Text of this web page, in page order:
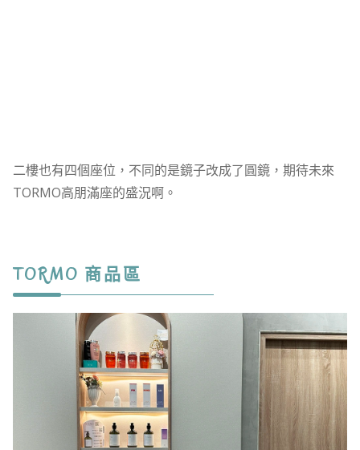
二樓也有四個座位，不同的是鏡子改成了圓鏡，期待未來
TORMO高朋滿座的盛況啊。
TORMO 商品區